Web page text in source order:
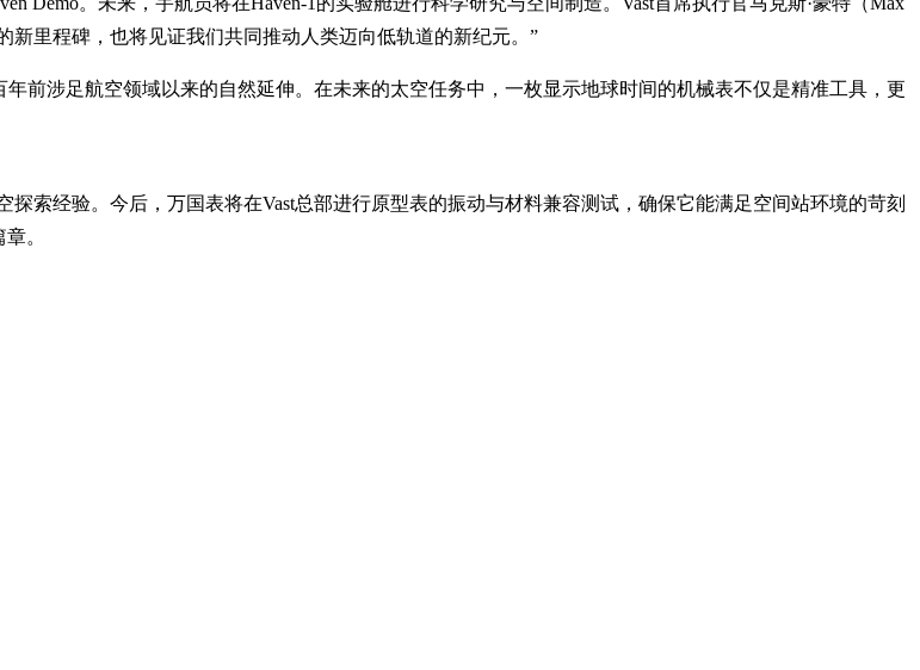
新里程碑，也将见证我们共同推动人类迈向低轨道的新纪元。”
前涉足航空领域以来的自然延伸。在未来的太空任务中，一枚显示地球时间的机械表不仅是精准工具，更
探索经验。今后，万国表将在Vast总部进行原型表的振动与材料兼容测试，确保它能满足空间站环境的苛刻
。